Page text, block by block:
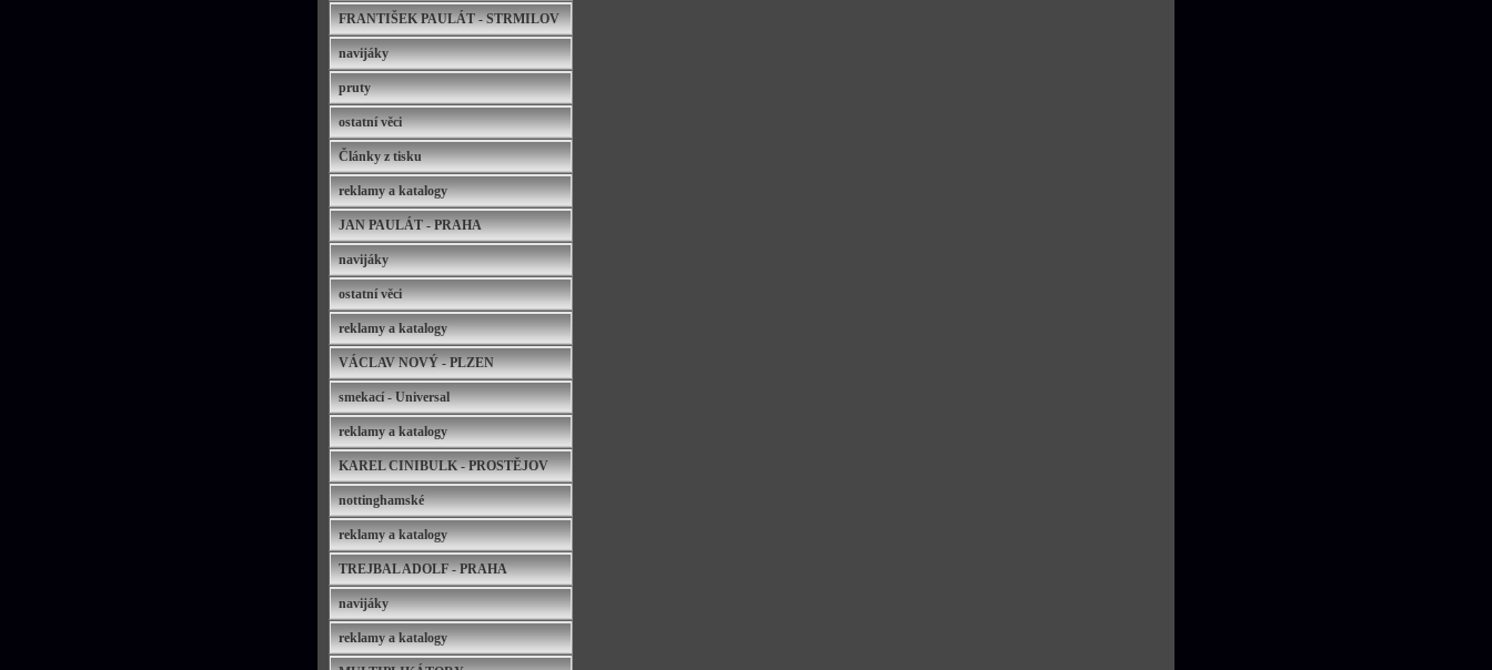
FRANTIŠEK PAULÁT - STRMILOV
navijáky
pruty
ostatní věci
Články z tisku
reklamy a katalogy
JAN PAULÁT - PRAHA
navijáky
ostatní věci
reklamy a katalogy
VÁCLAV NOVÝ - PLZEN
smekací - Universal
reklamy a katalogy
KAREL CINIBULK - PROSTĚJOV
nottinghamské
reklamy a katalogy
TREJBAL ADOLF - PRAHA
navijáky
reklamy a katalogy